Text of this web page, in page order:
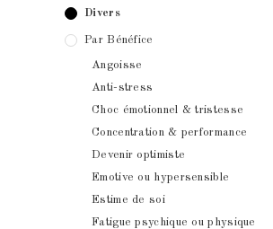
Divers
Par Bénéfice
Angoisse
Anti-stress
Choc émotionnel & tristesse
Concentration & performance
Devenir optimiste
Emotive ou hypersensible
Estime de soi
Fatigue psychique ou physique